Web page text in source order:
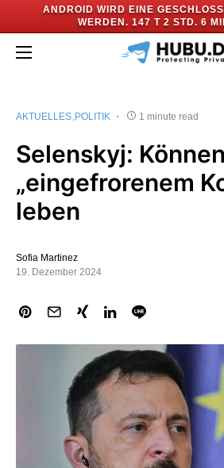
ANDROID WIRD EINE
WERDEN. 147 T 2 STD. 6
AKTUELLES POLITIK 1 minute read
Selenskyj:
„eingefrorenem
leben
Sofia Martinez
19. Dezember 2024